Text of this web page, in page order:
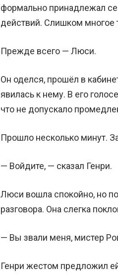
формально принадлежал
действий. Слишком многое
Прежде всего — Люси.
Он оделся, прошёл в
явилась к нему. В его
что не допускало
Прошло несколько минут.
— Войдите, — сказал Генри.
Люси вошла спокойно, но
разговора. Она слегка
— Вы звали меня, мистер
Генри жестом предложил